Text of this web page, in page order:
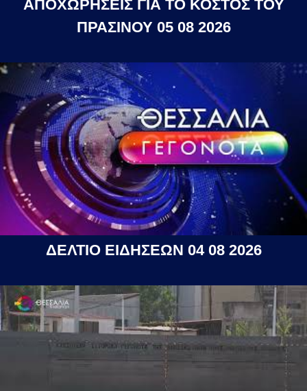
ΑΠΟΧΩΡΗΣΕΙΣ ΓΙΑ ΤΟ ΚΟΣΤΟΣ ΤΟΥ
ΠΡΑΣΙΝΟΥ 05 08 2026
ΔΕΛΤΙΟ ΕΙΔΗΣΕΩΝ 04 08 2026